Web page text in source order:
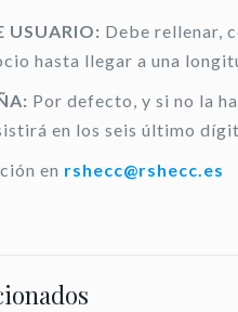
USUARIO: Debe rellenar,
hasta llegar a una
Por defecto, y si no la
en los seis último
en rshecc@rshecc.es